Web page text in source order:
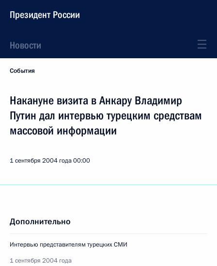
Президент России
Новости
События
Накануне визита в Анкару Владимир
Путин дал интервью турецким средствам
массовой информации
1 сентября 2004 года00:00
Дополнительно
Интервью представителям турецких СМИ
1 сентября 2004 года